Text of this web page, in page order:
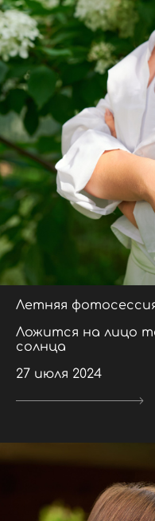
Летняя
Ложится на лицо
солнца
27 июля 2024